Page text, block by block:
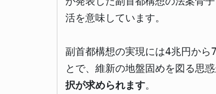
活を意味しています。
副首都構想の実現には4兆円か
とで、維新の地盤固めを図る思
択が求められます。